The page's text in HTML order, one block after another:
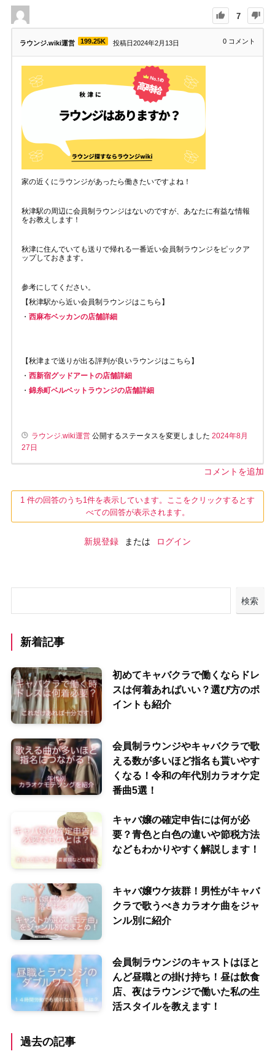
7
ラウンジ.wiki運営 199.25K 投稿日2024年2月13日 0 コメント
家の近くにラウンジがあったら働きたいですよね！
秋津駅の周辺に会員制ラウンジはないのですが、あなたに有益な情報
をお教えします！
秋津に住んでいても送りで帰れる一番近い会員制ラウンジをピックア
ップしておきます。
参考にしてください。
【秋津駅から近い会員制ラウンジはこちら】
・ 西麻布ベッカンの店舗詳細
【秋津まで送りが出る評判が良いラウンジはこちら】
・ 西新宿グッドアートの店舗詳細
・ 錦糸町ベルベットラウンジの店舗詳細
ラウンジ.wiki運営公開するステータスを変更しました 2024年8月
27日
コメントを追加
1 件の回答のうち1件を表示しています。ここをクリックするとす
べての回答が表示されます。
新規登録 または ログイン
検索
新着記事
初めてキャバクラで働くならドレ
スは何着あればいい？選び方のポ
イントも紹介
会員制ラウンジやキャバクラで歌
える数が多いほど指名も貰いやす
くなる！令和の年代別カラオケ定
番曲5選！
キャバ嬢の確定申告には何が必
要？青色と白色の違いや節税方法
などもわかりやすく解説します！
キャバ嬢ウケ抜群！男性がキャバ
クラで歌うべきカラオケ曲をジャ
ンル別に紹介
会員制ラウンジのキャストはほと
んど昼職との掛け持ち！昼は飲食
店、夜はラウンジで働いた私の生
活スタイルを教えます！
過去の記事